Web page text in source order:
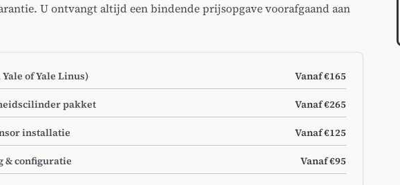
U ontvangt altijd een bindende prijsopgave voorafgaand aan
of Yale Linus) Vanaf €165
pakket Vanaf €265
installatie Vanaf €125
& configuratie Vanaf €95